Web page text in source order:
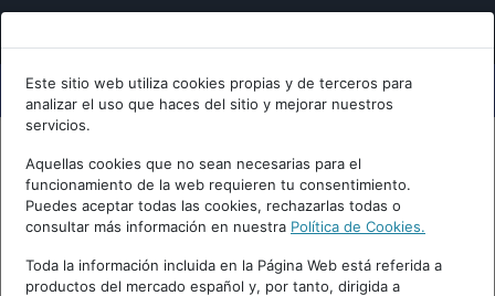
Este sitio web utiliza cookies propias y de terceros para
analizar el uso que haces del sitio y mejorar nuestros
servicios.
Aquellas cookies que no sean necesarias para el
funcionamiento de la web requieren tu consentimiento.
Puedes aceptar todas las cookies, rechazarlas todas o
consultar más información en nuestra Política de Cookies.
Toda la información incluida en la Página Web está referida a
productos del mercado español y, por tanto, dirigida a